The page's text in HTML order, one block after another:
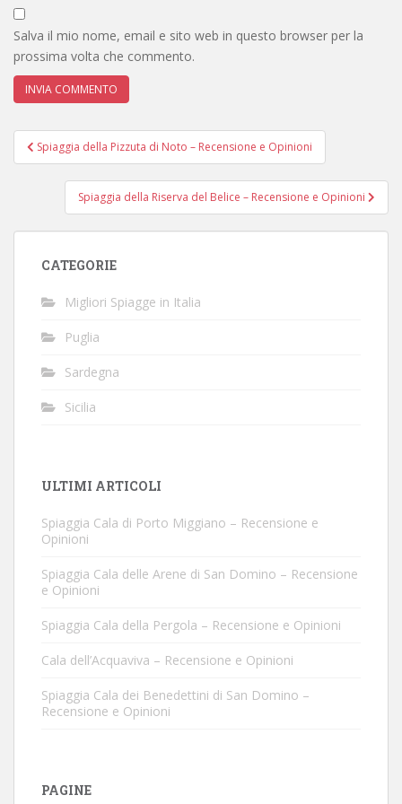
Salva il mio nome, email e sito web in questo browser per la
prossima volta che commento.
Navigazione
articoli
Spiaggia della Pizzuta di Noto – Recensione e Opinioni
Spiaggia della Riserva del Belice – Recensione e Opinioni
CATEGORIE
Migliori Spiagge in Italia
Puglia
Sardegna
Sicilia
ULTIMI ARTICOLI
Spiaggia Cala di Porto Miggiano – Recensione e
Opinioni
Spiaggia Cala delle Arene di San Domino – Recensione
e Opinioni
Spiaggia Cala della Pergola – Recensione e Opinioni
Cala dell’Acquaviva – Recensione e Opinioni
Spiaggia Cala dei Benedettini di San Domino –
Recensione e Opinioni
PAGINE